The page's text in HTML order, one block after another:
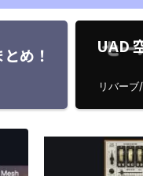
め！
UAD
リバー